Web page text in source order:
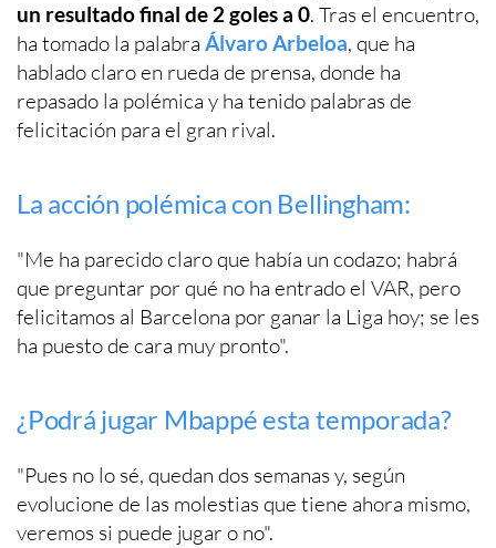
un resultado final de 2 goles a 0. Tras el encuentro,
ha tomado la palabra Álvaro Arbeloa, que ha
hablado claro en rueda de prensa, donde ha
repasado la polémica y ha tenido palabras de
felicitación para el gran rival.
La acción polémica con Bellingham:
"Me ha parecido claro que había un codazo; habrá
que preguntar por qué no ha entrado el VAR, pero
felicitamos al Barcelona por ganar la Liga hoy; se les
ha puesto de cara muy pronto".
¿Podrá jugar Mbappé esta temporada?
"Pues no lo sé, quedan dos semanas y, según
evolucione de las molestias que tiene ahora mismo,
veremos si puede jugar o no".